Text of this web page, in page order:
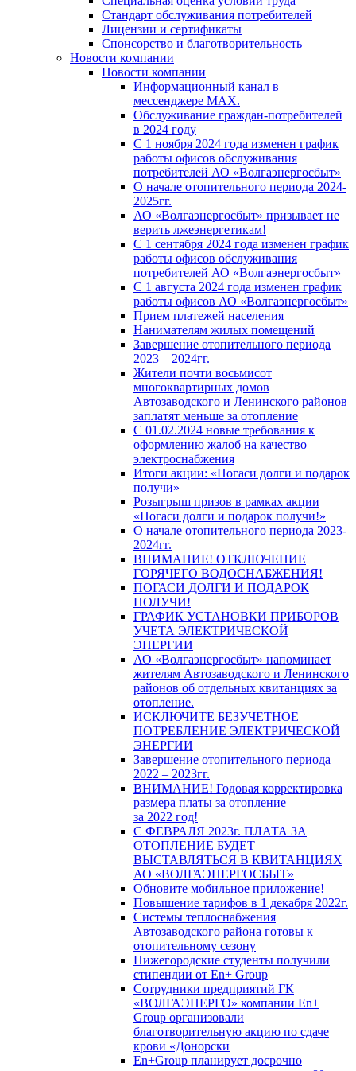
Стандарт обслуживания потребителей
Лицензии и сертификаты
Спонсорство и благотворительность
Новости компании
Новости компании
Информационный канал в
мессенджере MAX.
Обслуживание граждан-потребителей
в 2024 году
С 1 ноября 2024 года изменен график
работы офисов обслуживания
потребителей АО «Волгаэнергосбыт»
О начале отопительного периода 2024-
2025гг.
АО «Волгаэнергосбыт» призывает не
верить лжеэнергетикам!
С 1 сентября 2024 года изменен график
работы офисов обслуживания
потребителей АО «Волгаэнергосбыт»
С 1 августа 2024 года изменен график
работы офисов АО «Волгаэнергосбыт»
Прием платежей населения
Нанимателям жилых помещений
Завершение отопительного периода
2023 – 2024гг.
Жители почти восьмисот
многоквартирных домов
Автозаводского и Ленинского районов
заплатят меньше за отопление
С 01.02.2024 новые требования к
оформлению жалоб на качество
электроснабжения
Итоги акции: «Погаси долги и подарок
получи»
Розыгрыш призов в рамках акции
«Погаси долги и подарок получи!»
О начале отопительного периода 2023-
2024гг.
ВНИМАНИЕ! ОТКЛЮЧЕНИЕ
ГОРЯЧЕГО ВОДОСНАБЖЕНИЯ!
ПОГАСИ ДОЛГИ И ПОДАРОК
ПОЛУЧИ!
ГРАФИК УСТАНОВКИ ПРИБОРОВ
УЧЕТА ЭЛЕКТРИЧЕСКОЙ
ЭНЕРГИИ
АО «Волгаэнергосбыт» напоминает
жителям Автозаводского и Ленинского
районов об отдельных квитанциях за
отопление.
ИСКЛЮЧИТЕ БЕЗУЧЕТНОЕ
ПОТРЕБЛЕНИЕ ЭЛЕКТРИЧЕСКОЙ
ЭНЕРГИИ
Завершение отопительного периода
2022 – 2023гг.
ВНИМАНИЕ! Годовая корректировка
размера платы за отопление
за 2022 год!
С ФЕВРАЛЯ 2023г. ПЛАТА ЗА
ОТОПЛЕНИЕ БУДЕТ
ВЫСТАВЛЯТЬСЯ В КВИТАНЦИЯХ
АО «ВОЛГАЭНЕРГОСБЫТ»
Обновите мобильное приложение!
Повышение тарифов в 1 декабря 2022г.
Системы теплоснабжения
Автозаводского района готовы к
отопительному сезону
Нижегородские студенты получили
стипендии от En+ Group
Сотрудники предприятий ГК
«ВОЛГАЭНЕРГО» компании En+
Group организовали
благотворительную акцию по сдаче
крови «Донорски
En+Group планирует досрочно